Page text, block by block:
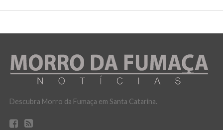
Descubra Morro da Fumaça em Santa Catarina.